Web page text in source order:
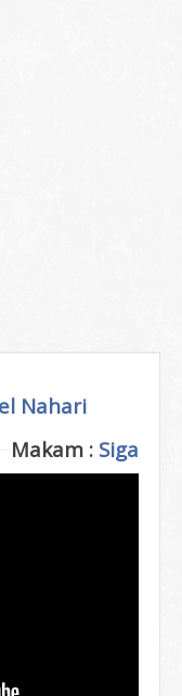
Nahari
Makam : Siga